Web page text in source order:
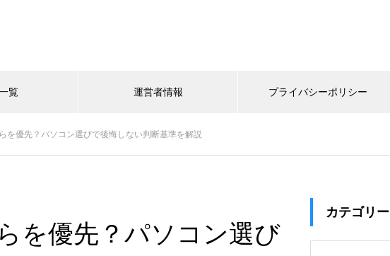
覧 運営者情報 プライバシーポリシー
を優先？パソコン選びで後悔しない判断基準を解説
を優先？パソコン選び
カテゴリー